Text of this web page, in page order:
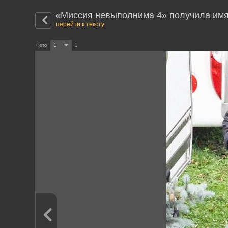
«Миссия невыполнима 4» получила
перейти к тексту
Фото 1 1